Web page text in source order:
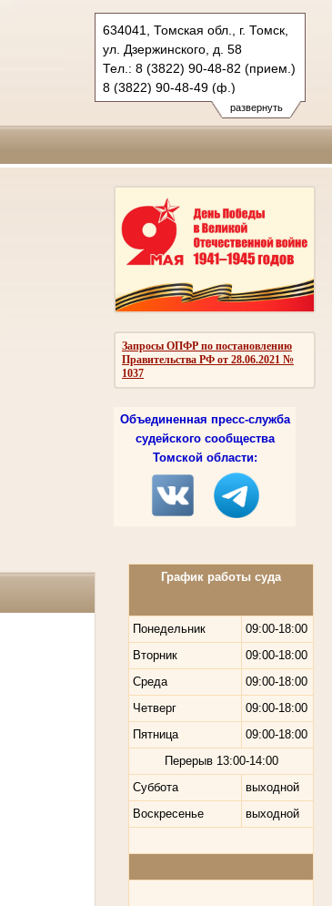
развернуть
634041, Томская обл., г. Томск,
ул. Дзержинского, д. 58
Тел.: 8 (3822) 90-48-82 (прием.)
8 (3822) 90-48-49 (ф.)
kirovsky.tms@sudrf.ru
Запросы ОПФР по постановлению
Правительства РФ от 28.06.2021 №
1037
Объединенная пресс-служба
судейского сообщества
Томской области:
График работы суда
Понедельник
09:00-18:00
Вторник
09:00-18:00
Среда
09:00-18:00
Четверг
09:00-18:00
Пятница
09:00-18:00
Перерыв 13:00-14:00
Суббота
выходной
Воскресенье
выходной